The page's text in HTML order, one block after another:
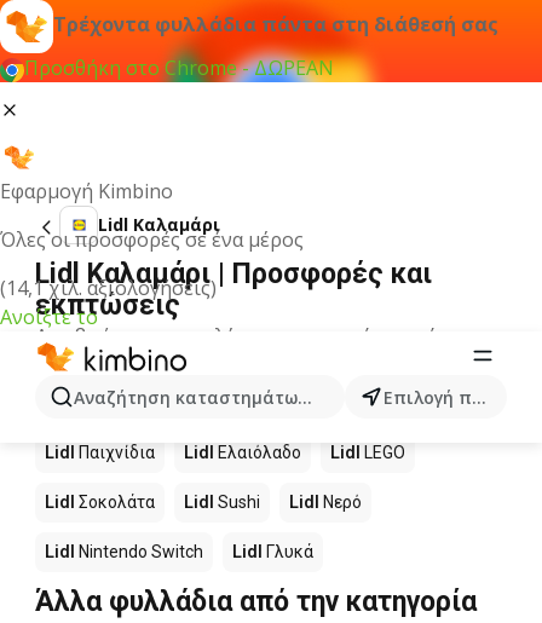
Τρέχοντα φυλλάδια πάντα στη διάθεσή σας
Προσθήκη στο Chrome - ΔΩΡΕΑΝ
Εφαρμογή Kimbino
Όλες οι προσφορές σε ένα μέρος
(14,1 χιλ. αξιολογήσεις)
Ανοίξτε το
Αναζήτηση καταστημάτων, κατηγοριών, προϊόντων...
Επιλογή πόλης
Lidl Καλαμάρι
Lidl Καλαμάρι | Προσφορές και
εκπτώσεις
Δεν βρήκαμε αποτελέσματα για αυτόν τον όρο.
Άλλα προϊόντα στα καταστήματα
Lidl
Lidl Παιχνίδια Lidl Ελαιόλαδο Lidl LEGO
Lidl Σοκολάτα Lidl Sushi Lidl Νερό
Lidl Nintendo Switch Lidl Γλυκά
Άλλα φυλλάδια από την κατηγορία